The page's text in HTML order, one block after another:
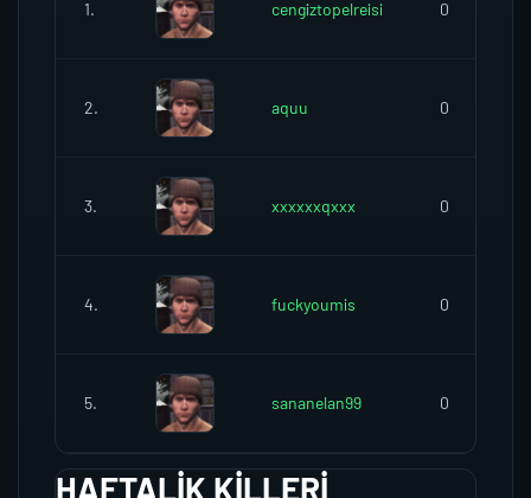
1. cengiztopelreisi 0
2. aquu 0
3. xxxxxxqxxx 0
4. fuckyoumis 0
5. sananelan99 0
HAFTALIK KILLERI